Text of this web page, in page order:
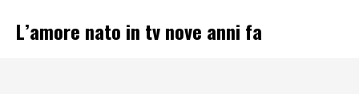
L’amore nato in tv nove anni fa